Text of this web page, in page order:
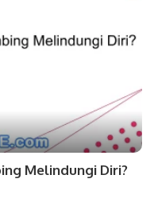
Melindungi Diri?